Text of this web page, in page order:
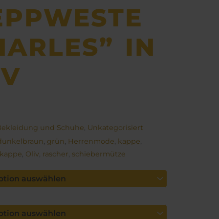
IN
und Schuhe, Unkategorisiert
, grün, Herrenmode, kappe,
, Oliv, rascher, schiebermütze